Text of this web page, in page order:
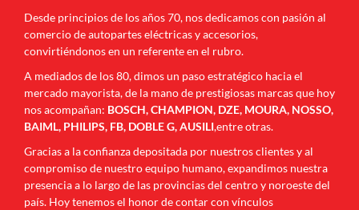
Desde principios de los años 70, nos dedicamos con pasión al
comercio de autopartes eléctricas y accesorios,
convirtiéndonos en un referente en el rubro.
A mediados de los 80, dimos un paso estratégico hacia el
mercado mayorista, de la mano de prestigiosas marcas que hoy
nos acompañan: BOSCH, CHAMPION, DZE, MOURA, NOSSO,
BAIML, PHILIPS, FB, DOBLE G, AUSILI,entre otras.
Gracias a la confianza depositada por nuestros clientes y al
compromiso de nuestro equipo humano, expandimos nuestra
presencia a lo largo de las provincias del centro y noroeste del
país. Hoy tenemos el honor de contar con vínculos